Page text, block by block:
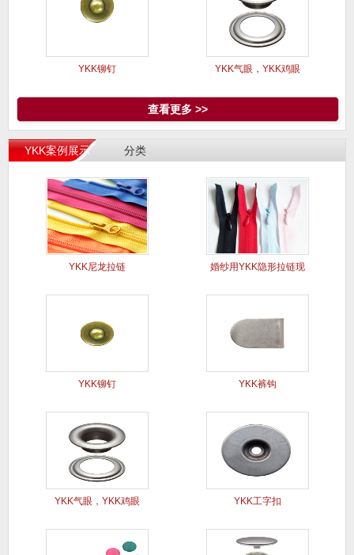
YKK铆钉 YKK气眼，YKK鸡眼
查看更多 >>
YKK案例展示 分类
YKK尼龙拉链 婚纱用YKK隐形拉链现
YKK铆钉 YKK裤钩
YKK气眼，YKK鸡眼 YKK工字扣